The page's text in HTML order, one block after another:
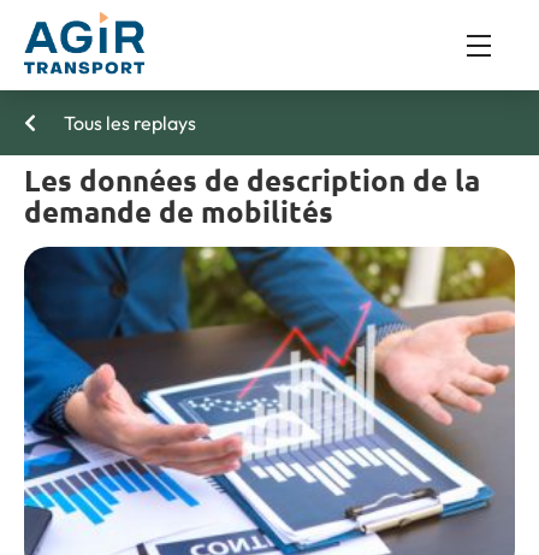
Tous les replays
Les données de description de la
demande de mobilités